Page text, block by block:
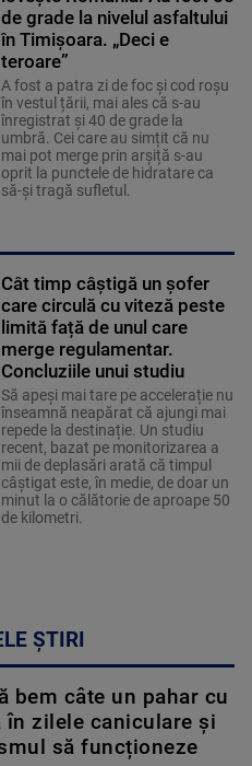
de grade la nivelul asfaltului
în Timișoara. „Deci e
teroare”
A fost a patra zi de foc și cod roșu
în vestul țării, mai ales că s-au
înregistrat și 40 de grade la
umbră. Cei care au simțit că nu
mai pot merge prin arșiță s-au
oprit la punctele de hidratare ca
să-și tragă sufletul.
Cât timp câștigă un șofer
care circulă cu viteză peste
limită față de unul care
merge regulamentar.
Concluziile unui studiu
Să apeși mai tare pe accelerație nu
înseamnă neapărat că ajungi mai
repede la destinație. Un studiu
recent, bazat pe monitorizarea a
mii de deplasări arată că timpul
câștigat este, în medie, de doar un
minut la o călătorie de aproape 50
de kilometri.
ȘTIRI
bem câte un pahar cu
în zilele caniculare și
să funcționeze